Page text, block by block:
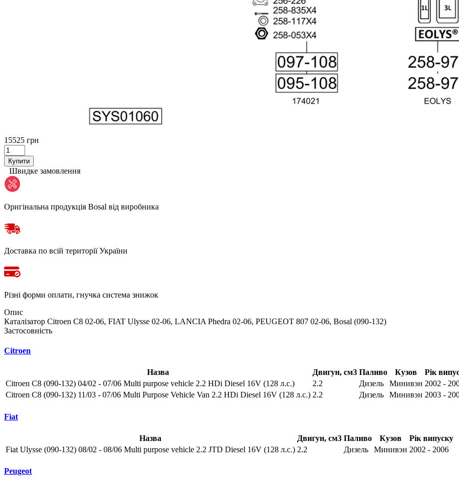
15525 грн
Купити
Швидке замовлення
Оригінальна продукція Bosal від виробника
Доставка по всій території України
Різні форми оплати, гнучка система знижок
Опис
Каталізатор Citroen C8 02-06, FIAT Ulysse 02-06, LANCIA Phedra 02-06, PEUGEOT 807 02-06, Bosal (090-132)
Застосовність
Citroen
Назва Двигун, см3 Паливо Кузов
Рік
Citroen C8 (090-132) 04/02 - 07/06 Multi purpose vehicle 2.2 HDi Diesel 16V (128 л.с.)
2.2 Дизель Минивэн 2002 -
Citroen C8 (090-132) 11/03 - 07/06 Multi Purpose Vehicle Van 2.2 HDi Diesel 16V (128 л.с.) 2.2 Дизель Минивэн 2003 -
Fiat
Назва Двигун, см3 Паливо Кузов
Рік випуску
Fiat Ulysse (090-132) 08/02 - 08/06 Multi purpose vehicle 2.2 JTD Diesel 16V (128 л.с.) 2.2 Дизель Минивэн 2002 - 2006
Peugeot